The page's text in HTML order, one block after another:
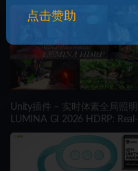
Unity插件 – 实时体素全局照明
LUMINA GI 2026 HDRP: Real-
Time Voxel Global Illumination
点击赞助